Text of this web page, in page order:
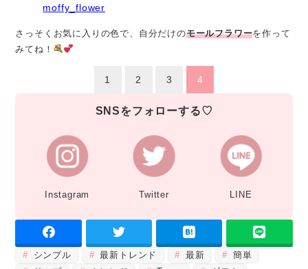
moffy_flower
さっそくお気に入りの色で、自分だけのモールフラワーを作って
みてね！
1 2 3 4
SNSをフォローする♡
Instagram Twitter LINE
シンプル 最新トレンド 最新
簡単